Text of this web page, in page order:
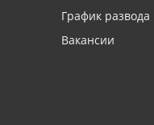
График развода
Вакансии